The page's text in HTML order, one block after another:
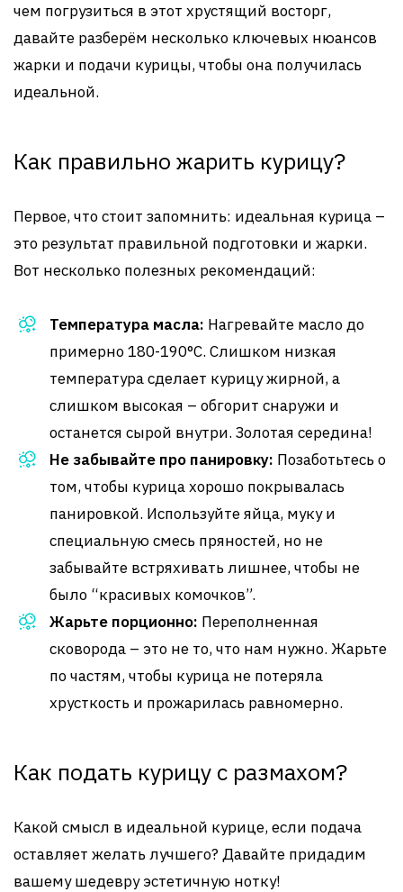
чем погрузиться в этот хрустящий восторг,
давайте разберём несколько ключевых нюансов
жарки и подачи курицы, чтобы она получилась
идеальной.
Как правильно жарить курицу?
Первое, что стоит запомнить: идеальная курица –
это результат правильной подготовки и жарки.
Вот несколько полезных рекомендаций:
Температура масла: Нагревайте масло до
примерно 180-190°C. Слишком низкая
температура сделает курицу жирной, а
слишком высокая – обгорит снаружи и
останется сырой внутри. Золотая середина!
Не забывайте про панировку: Позаботьтесь о
том, чтобы курица хорошо покрывалась
панировкой. Используйте яйца, муку и
специальную смесь пряностей, но не
забывайте встряхивать лишнее, чтобы не
было “красивых комочков”.
Жарьте порционно: Переполненная
сковорода – это не то, что нам нужно. Жарьте
по частям, чтобы курица не потеряла
хрусткость и прожарилась равномерно.
Как подать курицу с размахом?
Какой смысл в идеальной курице, если подача
оставляет желать лучшего? Давайте придадим
вашему шедевру эстетичную нотку!